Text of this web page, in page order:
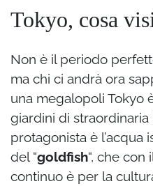
Tokyo, cosa
Non è il periodo
ma chi ci andrà ora
una megalopoli Tokyo
giardini di
protagonista è l’acqua
del “goldfish“, che
continuo è per la